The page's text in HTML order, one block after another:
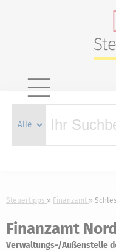
Steuertipps Finanzamt
Finanzamt
Verwaltungs-/Außenstelle